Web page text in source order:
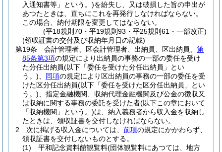
入通知書等」という。)を紛失し、又は破損した旨の申出が
あつたときは、直ちにこれを再発行しなければならない。
この場合、納付期限を変更してはならない。
(平18規則70・平19規則93・平25規則61・一部改正)
(領収証書の交付及び収納年月日の記載)
第19条
会計管理者、区会計管理者、出納員、区出納員、 第
85条第3項の規定により出納員の事務の一部の委任を受け
た分任出納員(以下「委任を受けた分任出納員」とい
う。)
同項の規定により区出納員の事務の一部の委任を受
けた区分任出納員(以下「委任を受けた区分任出納員」とい
う。) 、指定金融機関、収納代理金融機関及び公金の徴収又
は収納に関する事務の委託を受けた者(以下この章において
「収納機関」という。)は、納入義務者から収入金を収納し
たときは、領収証書を交付しなければならない。
2
次に掲げる収入金については、 前項の規定にかかわらず、
領収証書を交付しないものとする。
(1)
平和記念資料館観覧料(団体観覧料にあつては、地方